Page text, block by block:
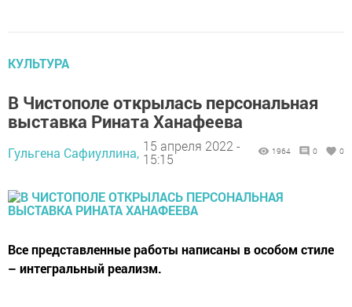
КУЛЬТУРА
В Чистополе открылась персональная
выставка Рината Ханафеева
Гульгена Сафиуллина, 15 апреля 2022 -
15:15
1964 0 0
Все представленные работы написаны в особом стиле
– интегральный реализм.